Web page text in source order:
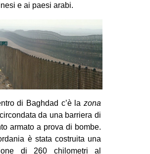
e ai paesi arabi.
di Baghdad c’è la zona
circondata da una barriera di
armato a prova di bombe.
è stata costruita una
di 260 chilometri al